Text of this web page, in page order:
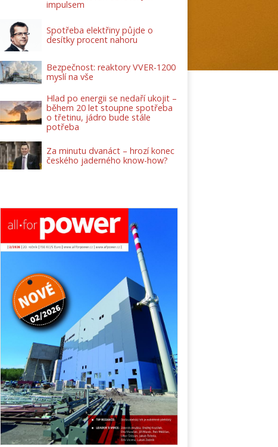
impulsem
Spotřeba elektřiny půjde o
desítky procent nahoru
Bezpečnost: reaktory VVER-1200
myslí na vše
Hlad po energii se nedaří ukojit –
během 20 let stoupne spotřeba
o třetinu, jádro bude stále
potřeba
Za minutu dvanáct – hrozí konec
českého jaderného know-how?